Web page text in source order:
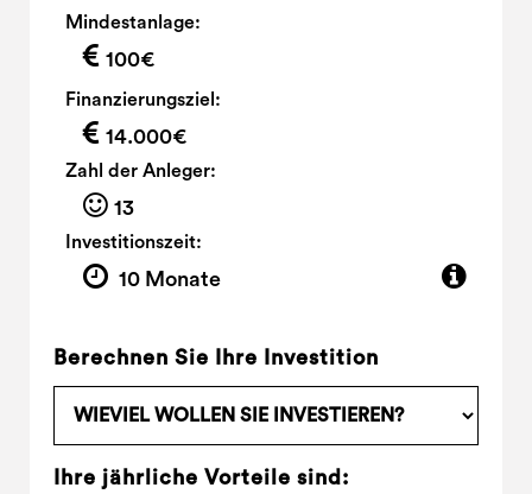
Mindestanlage:
100€
Finanzierungsziel:
14.000€
Zahl der Anleger:
13
Investitionszeit:
10 Monate
Berechnen Sie Ihre Investition
Ihre jährliche Vorteile sind: